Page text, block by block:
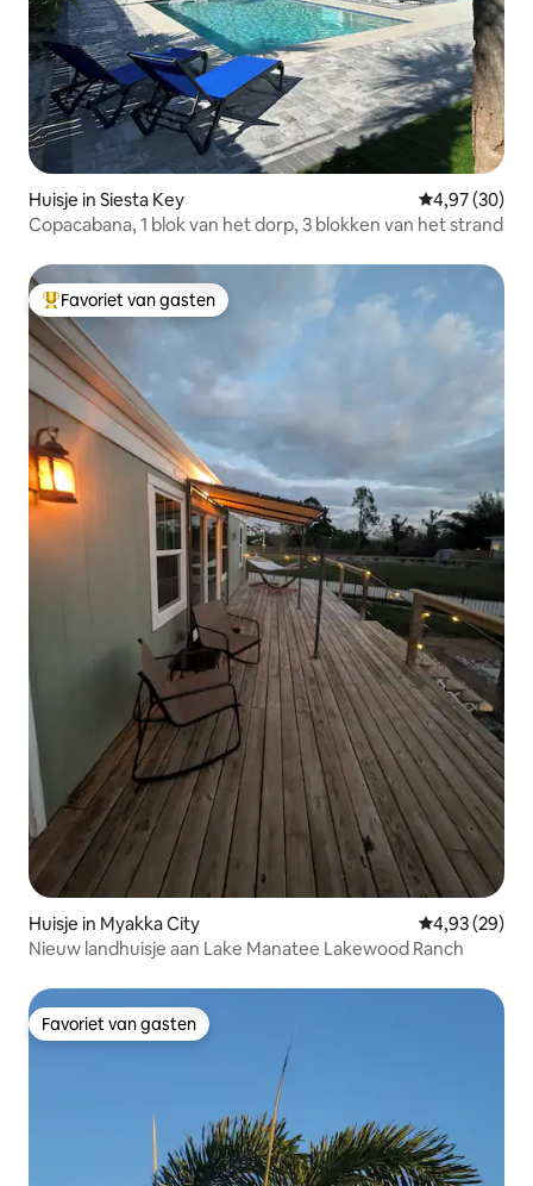
Huisje in Siesta Key Gemiddelde
4,97 (30)
Copacabana, 1 blok van het dorp, 3 blokken van het strand
Topfavoriet van gasten
Favoriet van gasten
Huisje in Myakka City Gemiddelde
4,93 (29)
Nieuw landhuisje aan Lake Manatee Lakewood Ranch
Favoriet van gasten
Favoriet van gasten